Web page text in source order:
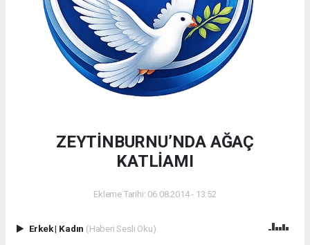
ZEYTİNBURNU’NDA AĞAÇ
KATLİAMI
Ekleme Tarihi: 06.08.2014 - 13:52
Erkek| Kadın (Haberi Sesli Oku)